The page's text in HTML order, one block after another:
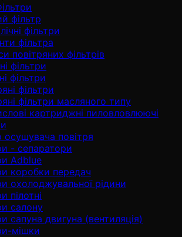
фільтр
фільтри
фільтра
повітряних фільтрів
фільтри
фільтри
фільтри
фільтри масляного типу
картриджні пиловловлюючі
осушувача повітря
- сепаратори
Adblue
коробки передач
охолоджувальної рідини
пілотні
салону
сапуна двигуна (вентиляція)
мішки